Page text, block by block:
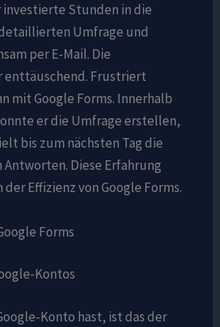
Stunden in die
Umfrage und
per E-Mail. Die
enttäuschend. Frustriert
mit Google Forms. Innerhalb
er die Umfrage erstellen,
bis zum nächsten Tag die
Diese Erfahrung
Effizienz von Google Forms.
Forms
Kontos
Konto hast, ist das der